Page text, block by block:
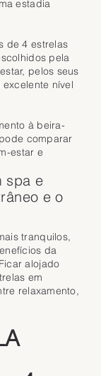
estadia
de 4 estrelas
pela
pelos seus
nível
à beira-
comparar
estar e
spa e
e o
tranquilos,
da
alojado
em
relaxamento,